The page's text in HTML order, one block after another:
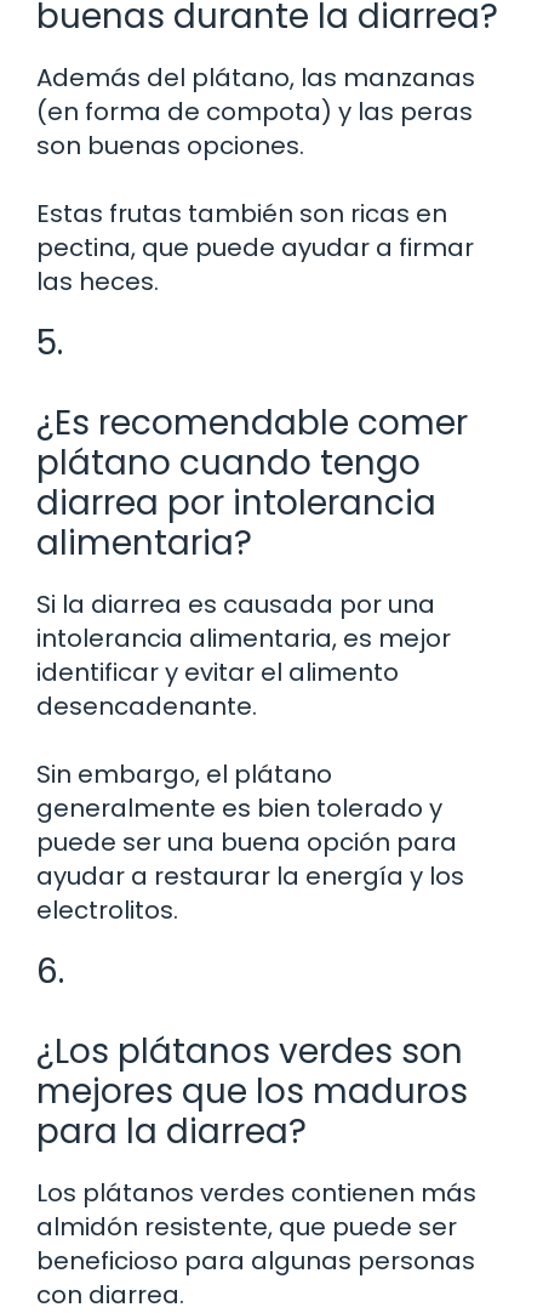
buenas durante la diarrea?
Además del plátano, las manzanas
(en forma de compota) y las peras
son buenas opciones.
Estas frutas también son ricas en
pectina, que puede ayudar a firmar
las heces.
5.
¿Es recomendable comer
plátano cuando tengo
diarrea por intolerancia
alimentaria?
Si la diarrea es causada por una
intolerancia alimentaria, es mejor
identificar y evitar el alimento
desencadenante.
Sin embargo, el plátano
generalmente es bien tolerado y
puede ser una buena opción para
ayudar a restaurar la energía y los
electrolitos.
6.
¿Los plátanos verdes son
mejores que los maduros
para la diarrea?
Los plátanos verdes contienen más
almidón resistente, que puede ser
beneficioso para algunas personas
con diarrea.